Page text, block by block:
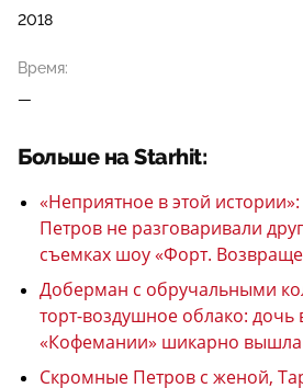
2018
Время:
—
Больше на Starhit:
«Неприятное в этой
Петров не разговаривали
съемках шоу «Форт.
Доберман с обручальными
торт-воздушное облако: дочь
«Кофемании» шикарно
Скромные Петров с женой,